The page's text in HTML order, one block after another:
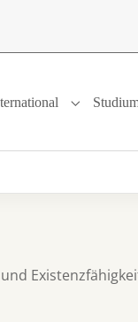
for "Studiengänge"
Submenu